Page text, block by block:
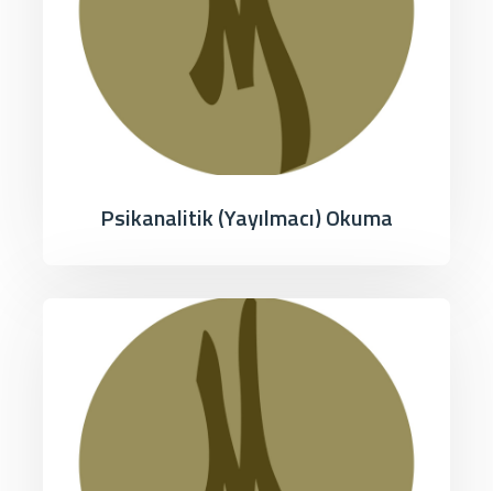
Psikanalitik (Yayılmacı) Okuma